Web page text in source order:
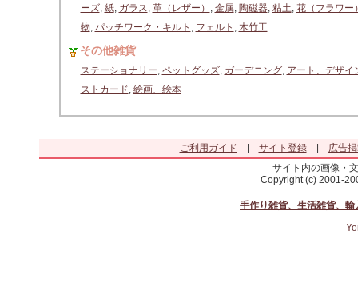
ーズ, 紙, ガラス, 革（レザー） , 金属, 陶磁器, 粘土, 花（フラワー
物, パッチワーク・キルト , フェルト , 木竹工
その他雑貨
ステーショナリー, ペットグッズ, ガーデニング, アート、デザイ
ストカード, 絵画、絵本
ご利用ガイド サイト登録|
広告
サイト内の画像・
Copyright (c) 2001-
手作り雑貨、生活雑貨、
-